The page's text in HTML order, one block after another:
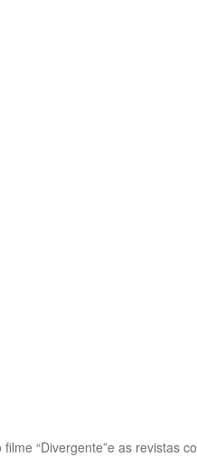
“Divergente”e as revistas